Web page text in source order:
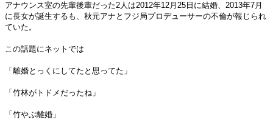
アナウンス室の先輩後輩だった2人は2012年12月25日に結婚、2013年7月
に長女が誕生するも、秋元アナとフジ局プロデューサーの不倫が報じられ
ていた。
この話題にネットでは
「離婚とっくにしてたと思ってた」
「竹林がトドメだったね」
「竹やぶ離婚」